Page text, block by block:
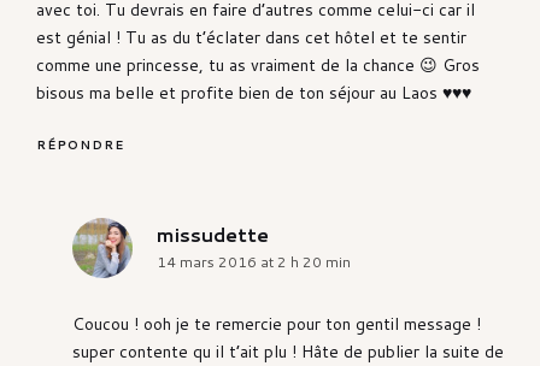
avec toi. Tu devrais en faire d’autres comme celui-ci car il
est génial ! Tu as du t’éclater dans cet hôtel et te sentir
comme une princesse, tu as vraiment de la chance 😉 Gros
bisous ma belle et profite bien de ton séjour au Laos ♥♥♥
RÉPONDRE
missudette
14 mars 2016 at 2 h 20 min
Coucou ! ooh je te remercie pour ton gentil message !
super contente qu il t’ait plu ! Hâte de publier la suite de